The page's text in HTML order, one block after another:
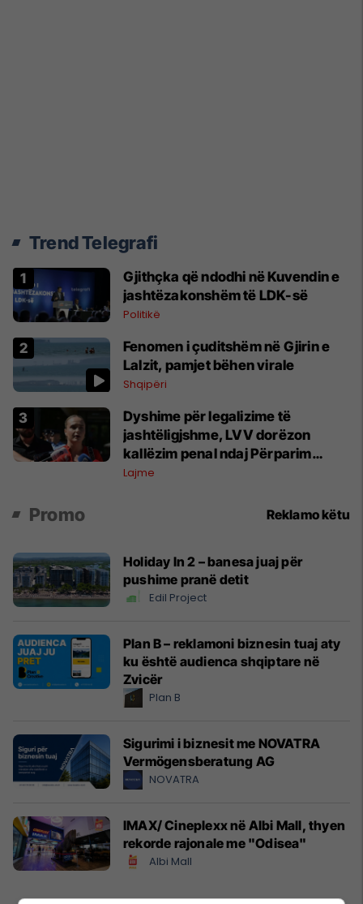
Trend Telegrafi
Gjithçka që ndodhi në Kuvendin e
jashtëzakonshëm të LDK-së
Politikë
Fenomen i çuditshëm në Gjirin e
Lalzit, pamjet bëhen virale
Shqipëri
Dyshime për legalizime të
jashtëligjshme, LVV dorëzon
kallëzim penal ndaj Përparim
Ramës dhe zyrtarëve të kabinetit
Lajme
Promo Reklamo këtu
Holiday In 2 – banesa juaj për
pushime pranë detit
Edil Project
Plan B – reklamoni biznesin tuaj aty
ku është audienca shqiptare në
Zvicër
Plan B
Sigurimi i biznesit me NOVATRA
Vermögensberatung AG
NOVATRA
IMAX/ Cineplexx në Albi Mall, thyen
rekorde rajonale me "Odisea"
Albi Mall